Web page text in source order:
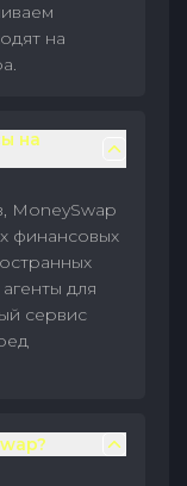
на
на
MoneySwap
финансовых
для
сервис